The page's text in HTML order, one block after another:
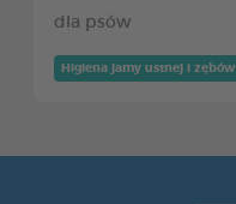
dla psów
Higiena jamy ustnej i zębów